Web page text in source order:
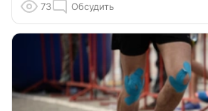
73 Обсудить